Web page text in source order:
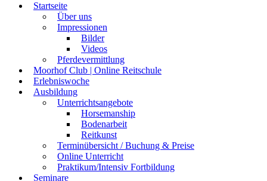
Startseite
Über uns
Impressionen
Bilder
Videos
Pferdevermittlung
Moorhof Club | Online Reitschule
Erlebniswoche
Ausbildung
Unterrichtsangebote
Horsemanship
Bodenarbeit
Reitkunst
Terminübersicht / Buchung & Preise
Online Unterricht
Praktikum/Intensiv Fortbildung
Seminare